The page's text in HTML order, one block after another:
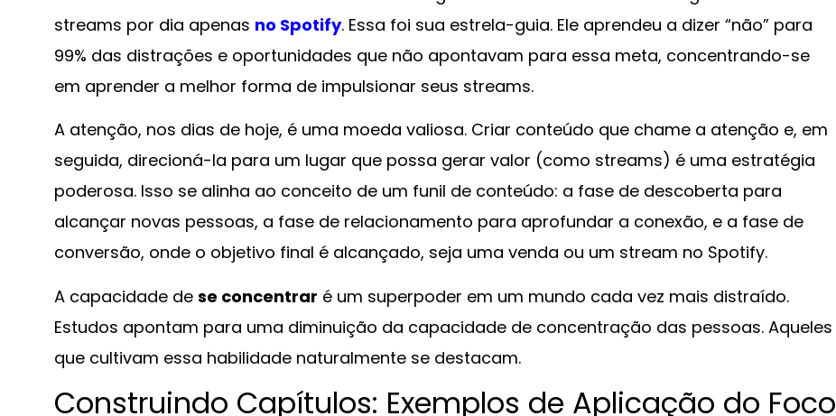
streams por dia apenas no Spotify. Essa foi sua estrela-guia. Ele aprendeu a dizer “não” para
99% das distrações e oportunidades que não apontavam para essa meta, concentrando-se
em aprender a melhor forma de impulsionar seus streams.
A atenção, nos dias de hoje, é uma moeda valiosa. Criar conteúdo que chame a atenção e, em
seguida, direcioná-la para um lugar que possa gerar valor (como streams) é uma estratégia
poderosa. Isso se alinha ao conceito de um funil de conteúdo: a fase de descoberta para
alcançar novas pessoas, a fase de relacionamento para aprofundar a conexão, e a fase de
conversão, onde o objetivo final é alcançado, seja uma venda ou um stream no Spotify.
A capacidade de se concentrar é um superpoder em um mundo cada vez mais distraído.
Estudos apontam para uma diminuição da capacidade de concentração das pessoas. Aqueles
que cultivam essa habilidade naturalmente se destacam.
Construindo Capítulos: Exemplos de Aplicação do Foco